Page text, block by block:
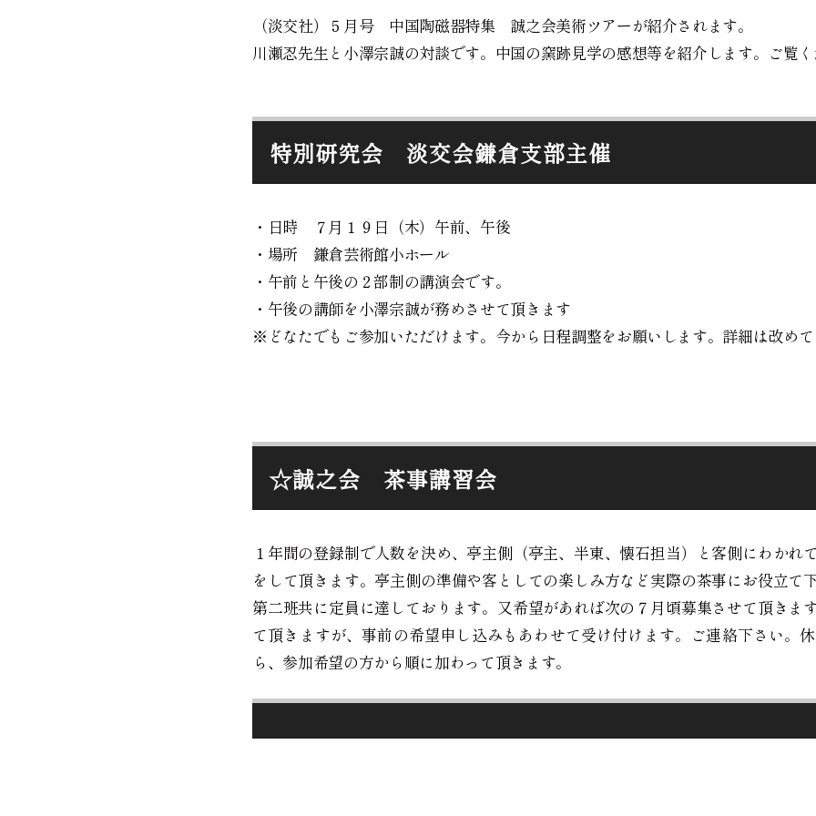
（淡交社）５月号 中国陶磁器特集 誠之会美術ツアーが紹介されます。
川瀬忍先生と小澤宗誠の対談です。中国の窯跡見学の感想等を紹介します。ご覧
特別研究会 淡交会鎌倉支部主催
・日時 ７月１９日（木）午前、午後
・場所 鎌倉芸術館小ホール
・午前と午後の２部制の講演会です。
・午後の講師を小澤宗誠が務めさせて頂きます
※どなたでもご参加いただけます。今から日程調整をお願いします。詳細は改めて
☆誠之会 茶事講習会
１年間の登録制で人数を決め、亭主側（亭主、半東、 懐石担当）と客側にわかれ
をして頂きます。亭主側の準備や客としての楽しみ方など実際の茶事にお役立て
第二班共に定員に達しております。又希望があれば次の７月頃募集させて頂きま
て頂きますが、事前の希望申し込みもあわせて受け付けます。ご連絡下さい。
ら、参加希望の方から順に加わって頂きます。